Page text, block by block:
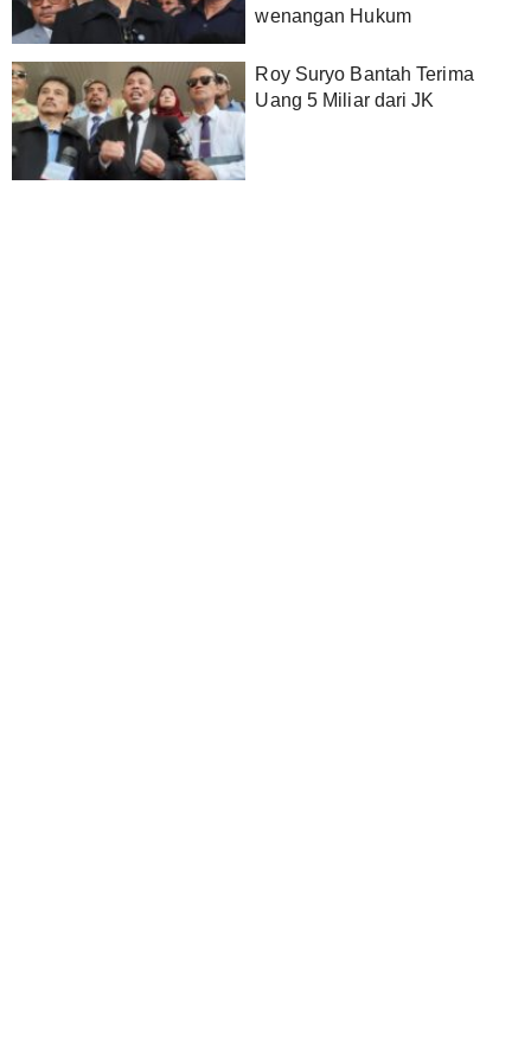
wenangan Hukum
Roy Suryo Bantah Terima
Uang 5 Miliar dari JK